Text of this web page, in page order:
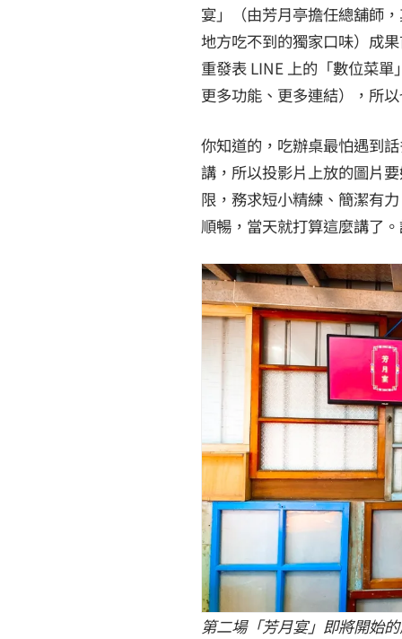
宴」（由芳月亭擔任總舖師
地方吃不到的獨家口味）成
重發表 LINE 上的「數位菜
更多功能、更多連結），所
你知道的，吃辦桌最怕遇到
講，所以投影片上放的圖片
限，務求短小精練、簡潔有
順暢，當天就打算這麼講了
第二場「芳月宴」即將開始